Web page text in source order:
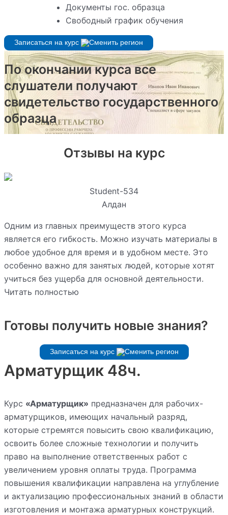
Документы гос. образца
Свободный график обучения
Записаться на курс
По окончании курса все
слушатели получают
свидетельство государственного
образца
Отзывы на курс
Student-534
Алдан
Одним из главных преимуществ этого курса
является его гибкость. Можно изучать материалы в
любое удобное для время и в удобном месте. Это
особенно важно для занятых людей, которые хотят
учиться без ущерба для основной деятельности.
Читать полностью
Готовы получить новые знания?
Записаться на курс
Арматурщик 48ч.
Курс «Арматурщик» предназначен для рабочих-
арматурщиков, имеющих начальный разряд,
которые стремятся повысить свою квалификацию,
освоить более сложные технологии и получить
право на выполнение ответственных работ с
увеличением уровня оплаты труда. Программа
повышения квалификации направлена на углубление
и актуализацию профессиональных знаний в области
изготовления и монтажа арматурных конструкций.